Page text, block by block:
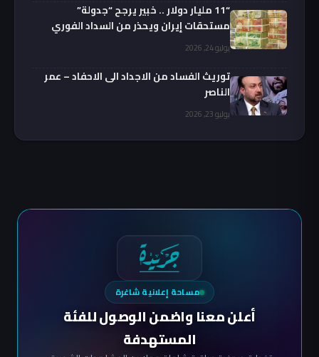
“11 مليار دولار .. خبير يرجح “جدولة”
مستحقات إيران ويحذر من السداد الفوري
يوليو 24, 2026
توريث الفساد من الاجداد الى الاحفاد – عمر
الناصر
يوليو 23, 2026
مساحة إعلانية شاغرة
أعلن معنا واضمن الوصول للفئة
المستهدفة